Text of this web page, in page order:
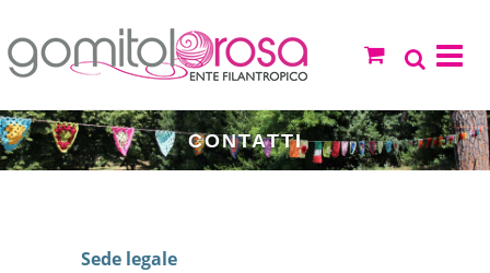
CONTATTI
Sede legale